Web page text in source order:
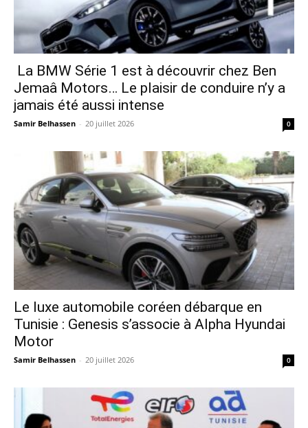
La BMW Série 1 est à découvrir chez Ben
Jemaâ Motors… Le plaisir de conduire n’y a
jamais été aussi intense
Samir Belhassen - 20 juillet 2026 0
Le luxe automobile coréen débarque en
Tunisie : Genesis s’associe à Alpha Hyundai
Motor
Samir Belhassen - 20 juillet 2026 0